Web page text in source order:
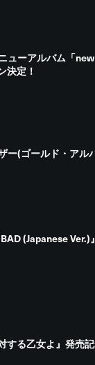
ューアルバム「
定！
ザー(ゴールド・ア
(Japanese
する乙女よ』発売